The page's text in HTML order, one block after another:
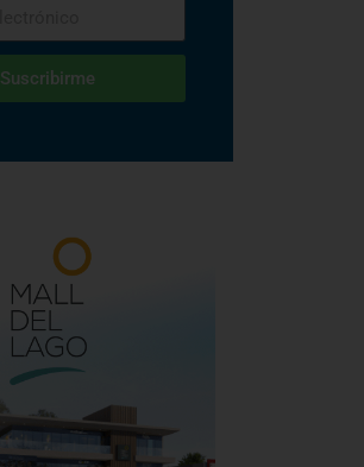
Suscribirme